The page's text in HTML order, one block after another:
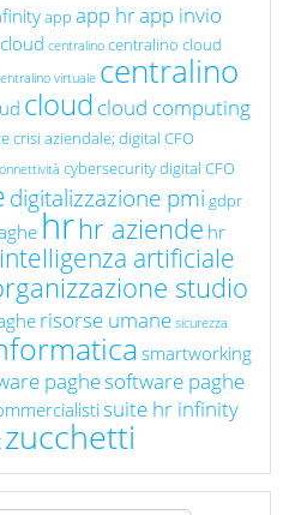
app app hrapp invio
centralino centralino cloud
virtuale centralino
cloud cloud computing
crisi aziendale; digital CFO
cybersecuritydigital CFO
digitalizzazione pmi gdpr
hrhr aziende hr
intelligenza artificiale
studio
risorse umane sicurezza
smartworking
paghesoftware paghe
suite hr infinity
zucchetti